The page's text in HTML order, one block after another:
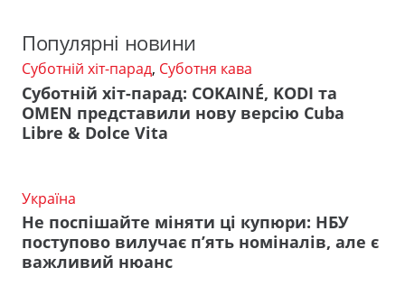
Популярні новини
Суботній хіт-парад, Суботня кава
Суботній хіт-парад: COKAINÉ, KODI та
OMEN представили нову версію Cuba
Libre & Dolce Vita
Україна
Не поспішайте міняти ці купюри: НБУ
поступово вилучає п’ять номіналів, але є
важливий нюанс